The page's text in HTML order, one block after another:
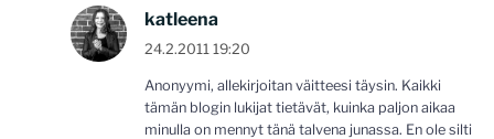
katleena
24.2.2011 19:20
Anonyymi, allekirjoitan väitteesi täysin. Kaikki
tämän blogin lukijat tietävät, kuinka paljon aikaa
minulla on mennyt tänä talvena junassa. En ole silti